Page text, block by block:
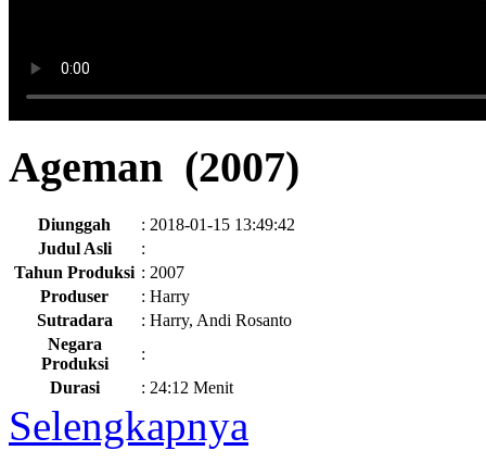
Ageman (2007)
Diunggah : 2018-01-15 13:49:42
Judul Asli
:
Tahun Produksi : 2007
Produser
: Harry
Sutradara
: Harry, Andi Rosanto
Negara
Produksi
:
Durasi
: 24:12 Menit
Selengkapnya